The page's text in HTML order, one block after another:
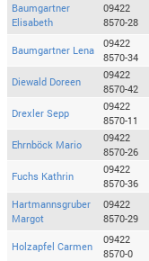
Baumgartner
Elisabeth
09422
8570-28
Baumgartner Lena
09422
8570-34
Diewald Doreen
09422
8570-42
Drexler Sepp
09422
8570-11
Ehrnböck Mario
09422
8570-26
Fuchs Kathrin
09422
8570-36
Hartmannsgruber
Margot
09422
8570-29
Holzapfel Carmen
09422
8570-0